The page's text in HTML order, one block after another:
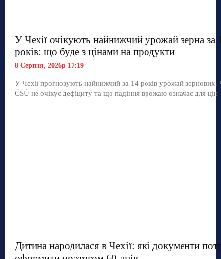
У Чехії очікують найнижчий урожай зерна за
років: що буде з цінами на продукти
8 Серпня, 2026р 17:19
У Чехії прогнозують найнижчий за 14 років урожай
ČSÚ не очікує дефіциту та що падіння врожаю означає для цін
Дитина народилася в Чехії: які документи